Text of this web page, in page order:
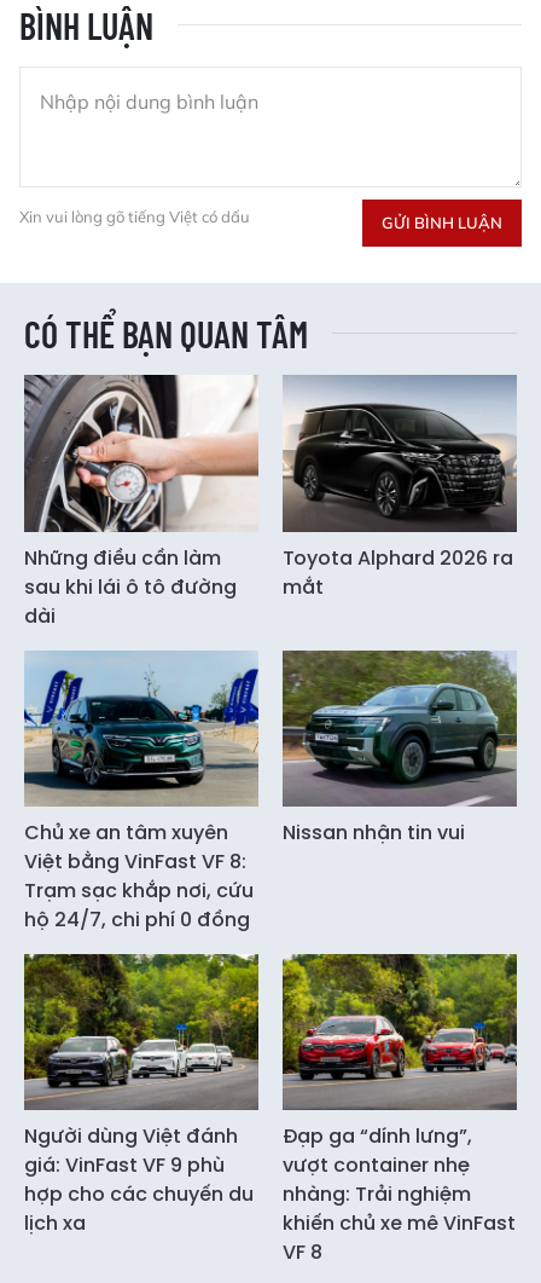
BÌNH LUẬN
Xin vui lòng gõ tiếng Việt có dấu GỬI BÌNH LUẬN
CÓ THỂ BẠN QUAN TÂM
Những điều cần làm
sau khi lái ô tô đường
dài
Toyota Alphard 2026 ra
mắt
Chủ xe an tâm xuyên
Việt bằng VinFast VF 8:
Trạm sạc khắp nơi, cứu
hộ 24/7, chi phí 0 đồng
Nissan nhận tin vui
Người dùng Việt đánh
giá: VinFast VF 9 phù
hợp cho các chuyến du
lịch xa
Đạp ga “dính lưng”,
vượt container nhẹ
nhàng: Trải nghiệm
khiến chủ xe mê VinFast
VF 8